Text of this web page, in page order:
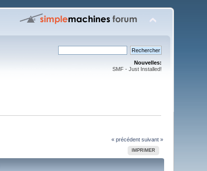
Nouvelles:
SMF - Just Installed!
« précédent suivant »
IMPRIMER